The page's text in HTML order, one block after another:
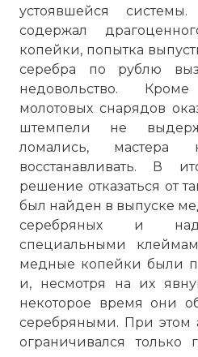
устоявшейся
содержал
копейки, попытка
серебра по рублю
недовольство.
молотовых снарядов
штемпели не
ломались,
восстанавливать. В
решение отказаться от
был найден в выпуске
серебряных и
специальными
медные копейки были
и, несмотря на их
некоторое время они
серебряными. При этом
ограничивался только
☓